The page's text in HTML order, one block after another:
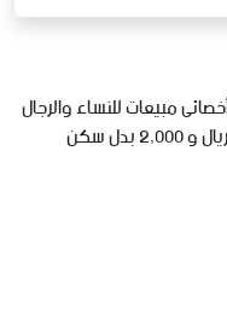
مبيعات للنساء والرجال